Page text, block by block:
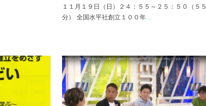
１１月１９日（日）２４：５５～２５：５０（５５
分） 全国水平社創立１００年...